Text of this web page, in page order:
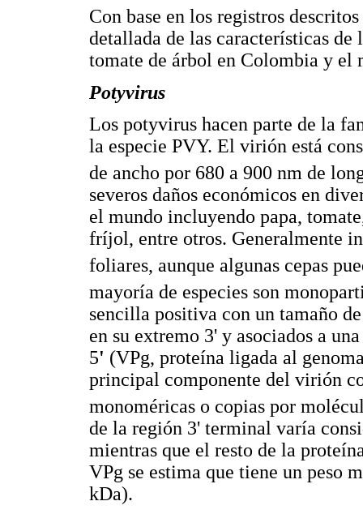
Con base en los registros
detallada de las características
tomate de árbol en Colombia y el
Potyvirus
Los potyvirus hacen parte de la
la especie PVY. El virión está
de ancho por 680 a 900 nm de
severos daños económicos en
el mundo incluyendo papa,
fríjol, entre otros. Generalmente
foliares, aunque algunas cepas
mayoría de especies son
sencilla positiva con un tamaño
en su extremo 3' y asociados a
5' (VPg, proteína ligada al
principal componente del virión
monoméricas o copias por
de la región 3' terminal varía
mientras que el resto de la
VPg se estima que tiene un peso
kDa).